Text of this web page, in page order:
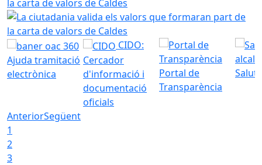
La ciutadania valida els valors que formaran part de la
Ajuda tramitació
electrònica
CIDO:
Cercador
d'informació i
documentació
oficials
Portal de
Transparència
AnteriorSegüent
1
2
3